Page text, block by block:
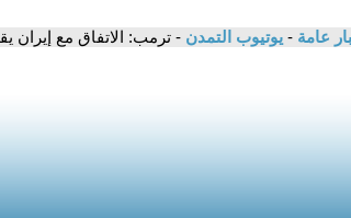
عامة - يوتيوب التمدن - ترمب: الاتفاق مع